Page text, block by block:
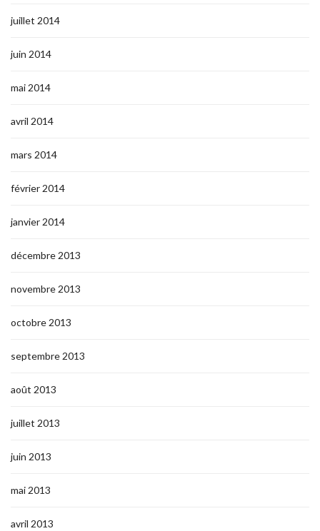
juillet 2014
juin 2014
mai 2014
avril 2014
mars 2014
février 2014
janvier 2014
décembre 2013
novembre 2013
octobre 2013
septembre 2013
août 2013
juillet 2013
juin 2013
mai 2013
avril 2013